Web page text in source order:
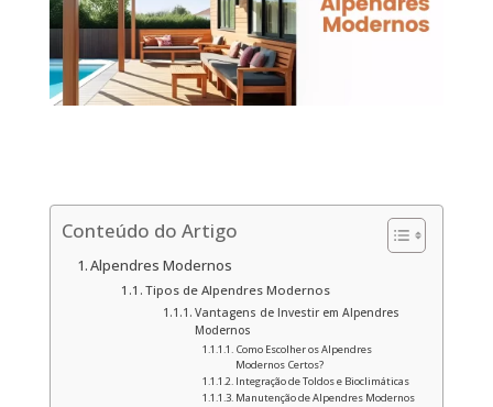
Conteúdo do Artigo
Alpendres Modernos
Tipos de Alpendres Modernos
Vantagens de Investir em Alpendres
Modernos
Como Escolher os Alpendres
Modernos Certos?
Integração de Toldos e Bioclimáticas
Manutenção de Alpendres Modernos